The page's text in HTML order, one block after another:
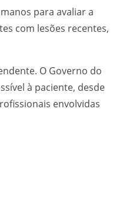
para avaliar a
com lesões recentes,
O Governo do
à paciente, desde
envolvidas